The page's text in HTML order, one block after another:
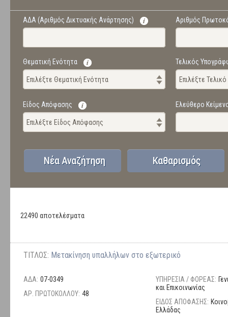
ΑΔΑ (Αριθμός Δικτυακής Ανάρτησης) Αριθμός
Θεματική Ενότητα
Επιλέξτε Θεματική Ενότητα
Τελικός
Επιλέξτε
Είδος Απόφασης
Επιλέξτε Είδος Απόφασης
Ελεύθερο
22490 αποτελέσματα
ΤΙΤΛΟΣ: Μετακίνηση υπαλλήλων στο εξωτερικό
ΑΔΑ: 07-0349
ΑΡ. ΠΡΩΤΟΚΟΛΛΟΥ: 48
ΥΠΗΡΕΣΙΑ / ΦΟΡΕΑΣ:
και Επικοινωνίας
ΕΙΔΟΣ ΑΠΟΦΑΣΗΣ:
Ελλάδας